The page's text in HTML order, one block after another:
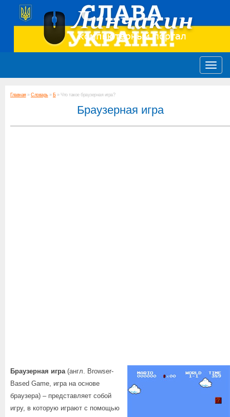
Главная» Словарь» Б» Что такое браузерная игра?
Браузерная игра
Браузерная игра(англ. Browser-
Based Game, игра на основе
браузера) – представляет собой
игру, в которую играют с помощью